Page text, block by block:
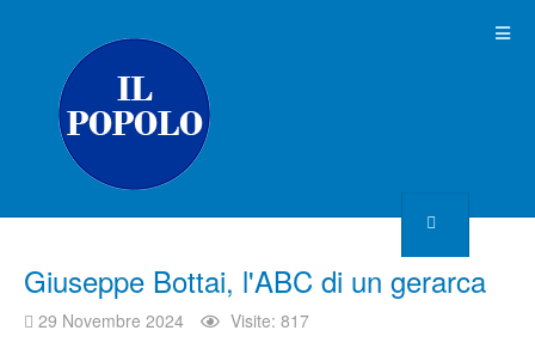
Giuseppe Bottai, l'ABC di un gerarca
29 Novembre 2024 Visite: 817